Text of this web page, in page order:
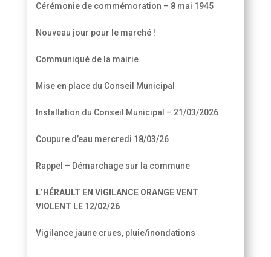
Cérémonie de commémoration – 8 mai 1945
Nouveau jour pour le marché !
Communiqué de la mairie
Mise en place du Conseil Municipal
Installation du Conseil Municipal – 21/03/2026
Coupure d’eau mercredi 18/03/26
Rappel – Démarchage sur la commune
L’HÉRAULT EN VIGILANCE ORANGE VENT
VIOLENT LE 12/02/26
Vigilance jaune crues, pluie/inondations